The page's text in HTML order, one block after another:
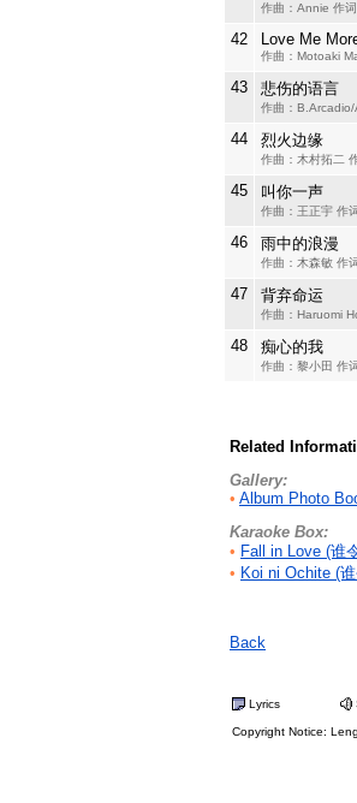
作曲：Annie 作
42 Love Me
作曲：Motoaki
43 悲伤的语言
作曲：
44 烈火边缘
作曲：木村拓二
45 叫你一声
作曲：王正宇 作
46 雨中的浪漫
作曲：木森敏 作
47 背弃命运
作曲：Haruomi
48 痴心的我
作曲：黎小田 作
Related
Gallery:
• Album Photo
Karaoke Box:
• Fall in Love (谁
• Koi ni Ochite (
Back
Lyrics
Copyright Notice: